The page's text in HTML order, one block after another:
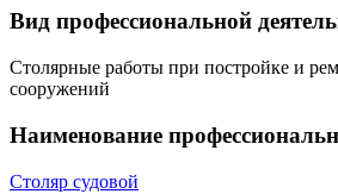
Вид профессиональной
Столярные работы при постройке и
сооружений
Наименование
Столяр судовой